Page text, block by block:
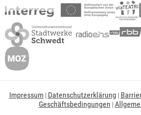
Impressum | Datenschutzerklärung |
Geschäftsbedingungen |